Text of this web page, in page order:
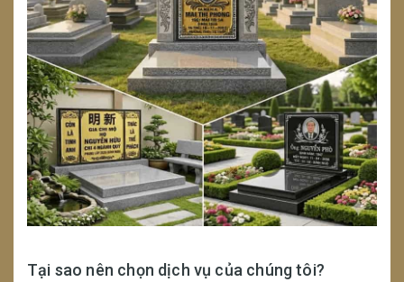
Tại sao nên chọn dịch vụ của chúng tôi?